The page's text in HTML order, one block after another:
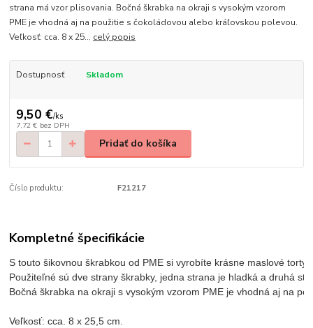
strana má vzor plisovania. Bočná škrabka na okraji s vysokým vzorom
PME je vhodná aj na použitie s čokoládovou alebo kráľovskou polevou.
Veľkosť: cca. 8 x 25... celý popis
Dostupnosť Skladom
9,50 €/ks
7,72 € bez DPH
Pridať do košíka
Číslo produktu: F21217
Kompletné špecifikácie
S touto šikovnou škrabkou od PME si vyrobíte krásne maslové torty
Použiteľné sú dve strany škrabky, jedna strana je hladká a druhá
Bočná škrabka na okraji s vysokým vzorom PME je vhodná aj na
Veľkosť: cca. 8 x 25,5 cm.